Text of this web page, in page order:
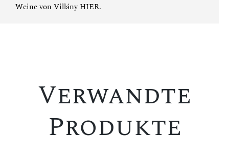
Weine von VillányHIER.
Verwandte
Produkte